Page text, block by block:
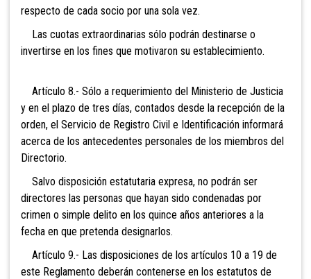
respecto de cada socio por una sola vez.
Las cuotas extraordinarias sólo podrán destinarse o
invertirse en los fines que motivaron su establecimiento.
Artículo 8.- Sólo a requerimiento del Ministerio de Justicia
y en el plazo de tres días, contados desde la recepción de la
orden, el Servicio de Registro Civil e Identificación informará
acerca de los antecedentes personales de los miembros del
Directorio.
Salvo disposición estatutaria expresa, no podrán ser
directores las personas que hayan sido condenadas por
crimen o simple delito en los quince años anteriores a la
fecha en que pretenda designarlos.
Artículo 9.- Las disposiciones de los artículos 10 a 19 de
este Reglamento deberán contenerse en los estatutos de